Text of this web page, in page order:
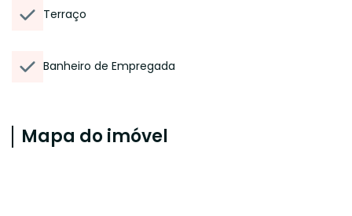
Terraço
Banheiro de Empregada
Mapa do imóvel